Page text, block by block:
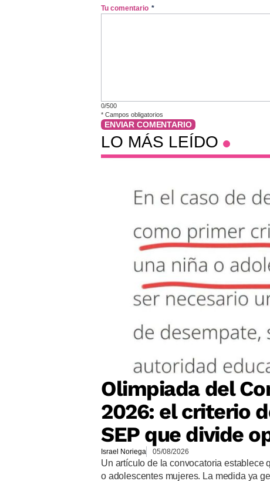
Tu comentario *
0/500
* Campos obligatorios
ENVIAR COMENTARIO
LO MÁS LEÍDO
Olimpiada del
2026: el criterio
SEP que divide
Israel Noriega 05/08/2026
Un artículo de la convocatoria establece
o adolescentes mujeres. La medida ya